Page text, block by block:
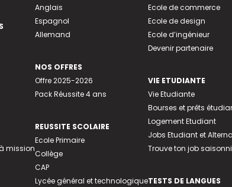
mission
Anglais
Espagnol
Allemand
NOS OFFRES
Offre 2025-2026
Pack Réussite 4 ans
REUSSITE SCOLAIRE
Ecole Primaire
Collège
CAP
Lycée général et technologique
Ecole de commerce
Ecole de design
Ecole d’ingénieur
Devenir partenaire
VIE ETUDIANTE
Vie Etudiante
Bourses et prêts
Logement Etudiant
Jobs Etudiant et
Trouve ton job
TESTS DE LANGUES